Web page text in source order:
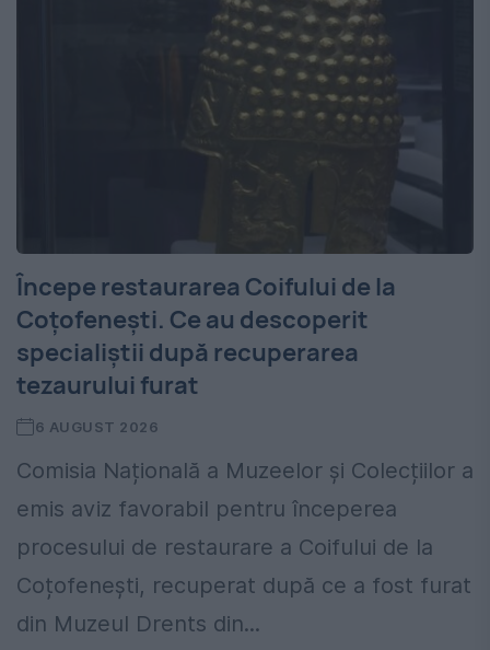
Începe restaurarea Coifului de la
Coțofenești. Ce au descoperit
specialiștii după recuperarea
tezaurului furat
6 AUGUST 2026
Comisia Națională a Muzeelor și Colecțiilor a
emis aviz favorabil pentru începerea
procesului de restaurare a Coifului de la
Coțofenești, recuperat după ce a fost furat
din Muzeul Drents din...